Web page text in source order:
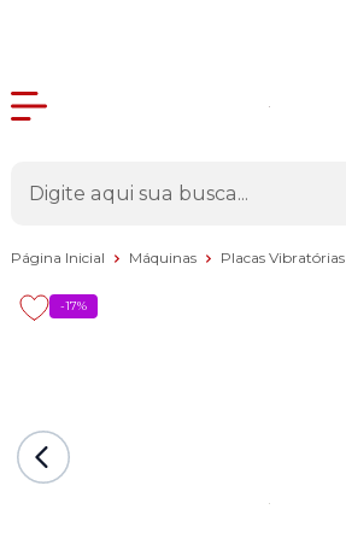
Página Inicial Máquinas Placas Vibratórias
-17%